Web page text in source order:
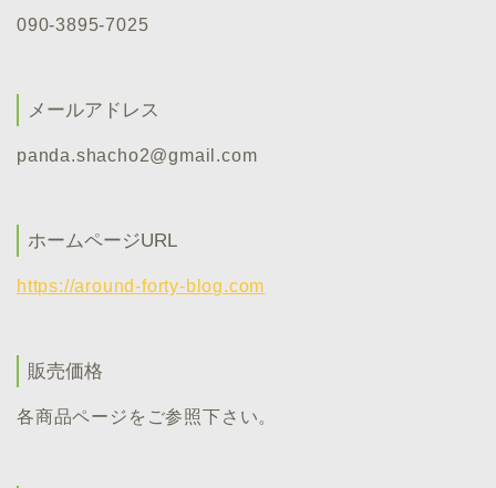
090-3895-7025
メールアドレス
panda.shacho2@gmail.com
ホームページURL
https://around-forty-blog.com
販売価格
各商品ページをご参照下さい。